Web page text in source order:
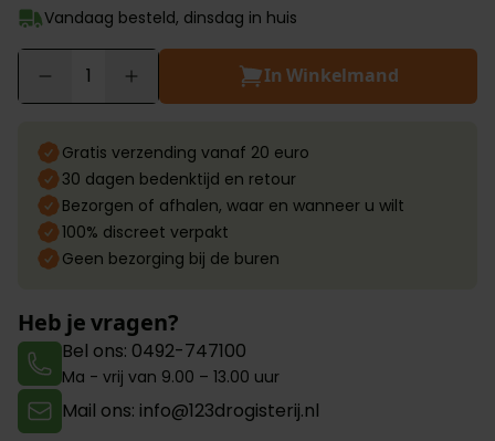
Vandaag besteld, dinsdag in huis
In Winkelmand
Gratis verzending vanaf 20 euro
30 dagen bedenktijd en retour
Bezorgen of afhalen, waar en wanneer u wilt
100% discreet verpakt
Geen bezorging bij de buren
Heb je vragen?
Bel ons: 0492-747100
Ma - vrij van 9.00 – 13.00 uur
Mail ons: info@123drogisterij.nl